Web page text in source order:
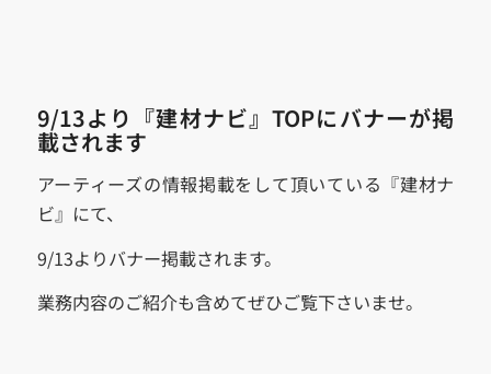
9/13より『建材ナビ』TOPにバナーが掲
載されます
アーティーズの情報掲載をして頂いている『建材ナ
ビ』にて、
9/13よりバナー掲載されます。
業務内容のご紹介も含めてぜひご覧下さいませ。